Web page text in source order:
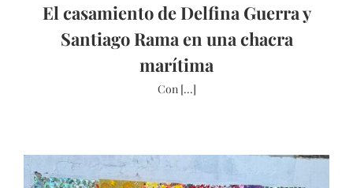
El casamiento de Delfina Guerra y
Santiago Rama en una chacra
marítima
Con [...]